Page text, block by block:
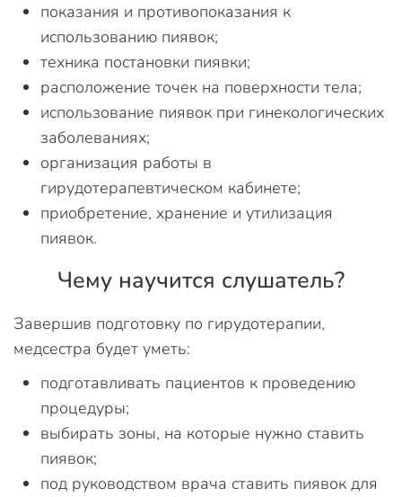
показания и противопоказания к
использованию пиявок;
техника постановки пиявки;
расположение точек на поверхности тела;
использование пиявок при гинекологических
заболеваниях;
организация работы в
гирудотерапевтическом кабинете;
приобретение, хранение и утилизация
пиявок.
Чему научится слушатель?
Завершив подготовку по гирудотерапии,
медсестра будет уметь:
подготавливать пациентов к проведению
процедуры;
выбирать зоны, на которые нужно ставить
пиявок;
под руководством врача ставить пиявок для